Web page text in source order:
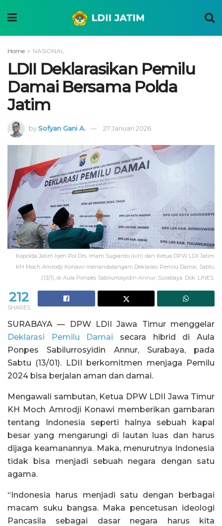
Home NASIONAL
LDII Deklarasikan Pemilu
Damai Bersama Polda
Jatim
bySofyan Gani A. 27 Januari 2026
Kapolda Jatim Irjen Pol Drs. Imam Sugianto (kiri) dan Ketua DPW LDII Jatim
KH Moch Amrodji Konawi menandatangani Deklarasi Pemilu Damai, Sabtu
(13/1), di Aula Ponpes Sabilurrosyidin Annur, Surabaya. Dok: LINES.
212
SHARES
SURABAYA — DPW LDII Jawa Timur menggelar
Deklarasi Pemilu Damai secara hibrid di Aula
Ponpes Sabilurrosyidin Annur, Surabaya, pada
Sabtu (13/01). LDII berkomitmen menjaga Pemilu
2024 bisa berjalan aman dan damai.
Mengawali sambutan, Ketua DPW LDII Jawa Timur
KH Moch Amrodji Konawi memberikan gambaran
tentang Indonesia seperti halnya sebuah kapal
besar yang mengarungi di lautan luas dan harus
dijaga keamanannya. Maka, menurutnya Indonesia
tidak bisa menjadi sebuah negara dengan satu
agama.
“Indonesia harus menjadi satu dengan berbagai
macam suku bangsa. Maka pencetusan ideologi
Pancasila sebagai dasar negara harus kita